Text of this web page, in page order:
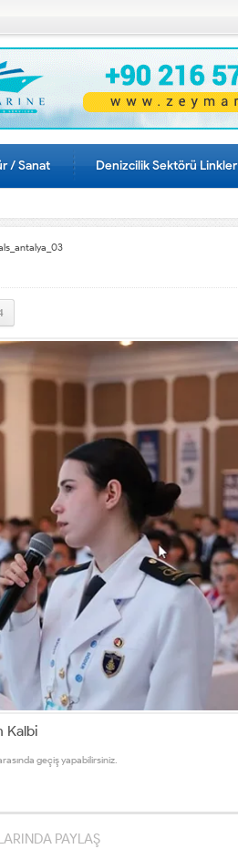
/ Sanat Denizcilik Sektörü Linkler
Kalbi
geçiş yapabilirsiniz.
PAYLAŞ